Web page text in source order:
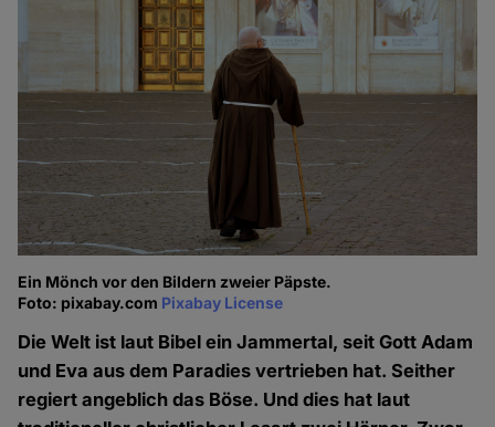
Ein Mönch vor den Bildern zweier Päpste.
Foto: pixabay.com Pixabay License
Die Welt ist laut Bibel ein Jammertal, seit Gott Adam
und Eva aus dem Paradies vertrieben hat. Seither
regiert angeblich das Böse. Und dies hat laut